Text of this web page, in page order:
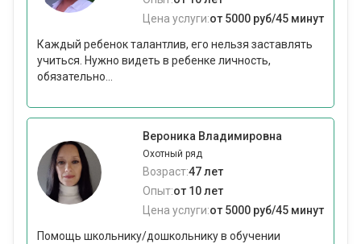
Цена услуги:от 5000 руб/45 минут
Каждый ребенок талантлив, его нельзя заставлять
учиться. Нужно видеть в ребенке личность,
обязательно...
Вероника Владимировна
Охотный ряд
Возраст:47 лет
Опыт:от 10 лет
Цена услуги:от 5000 руб/45 минут
Помощь школьнику/дошкольнику в обучении